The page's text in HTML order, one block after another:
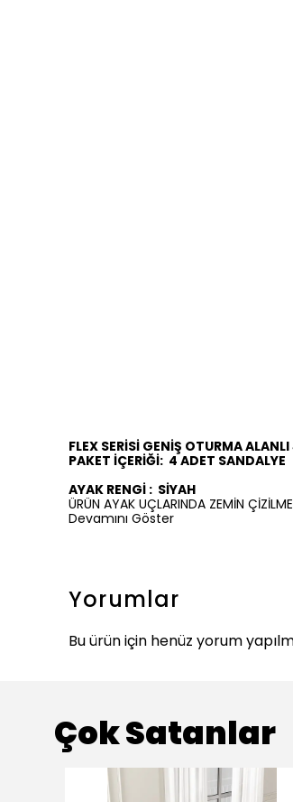
FLEX SERİSİ GENİŞ OTURMA
PAKET İÇERİĞİ: 4 ADET SANDALYE
AYAK RENGİ : SİYAH
ÜRÜN AYAK UÇLARINDA ZEMİN
Devamını Göster
Yorumlar
Bu ürün için henüz yorum
Çok Satanlar